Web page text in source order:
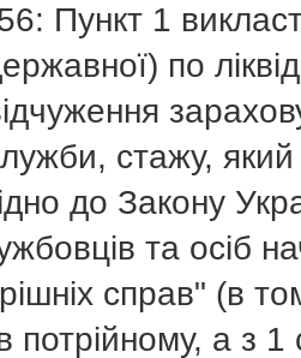
Пункт 1
по
стажу,
до Закону
та осіб
справ" (в
потрійному, а з